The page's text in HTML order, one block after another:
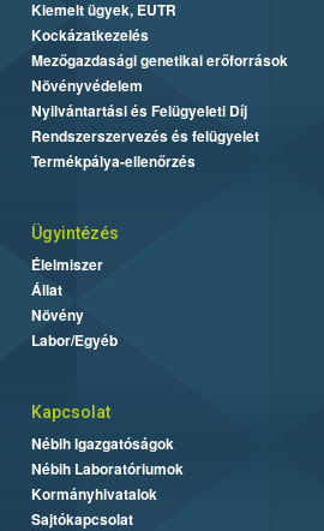
Kiemelt ügyek, EUTR
Kockázatkezelés
Mezőgazdasági genetikai erőforrások
Növényvédelem
Nyilvántartási és Felügyeleti Díj
Rendszerszervezés és felügyelet
Termékpálya-ellenőrzés
Ügyintézés
Élelmiszer
Állat
Növény
Labor/Egyéb
Kapcsolat
Nébih Igazgatóságok
Nébih Laboratóriumok
Kormányhivatalok
Sajtókapcsolat